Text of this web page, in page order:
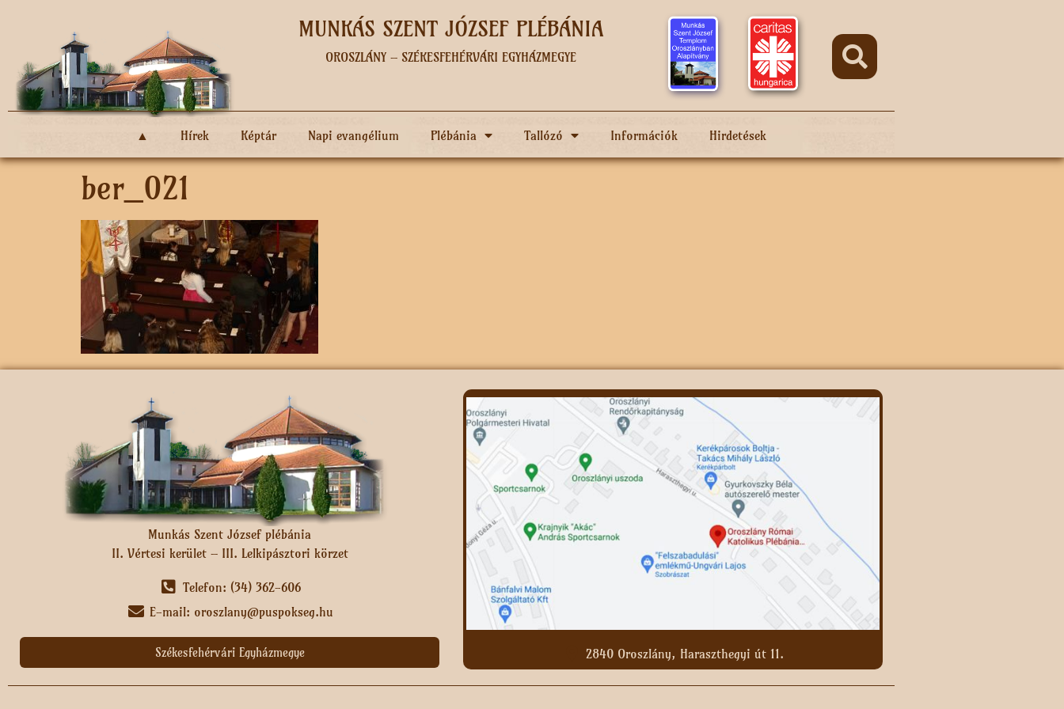
MUNKÁS SZENT JÓZSEF PLÉBÁNIA
OROSZLÁNY – SZÉKESFEHÉRVÁRI EGYHÁZMEGYE
▲ Hírek Képtár Napi evangélium Plébánia Tallózó Információk Hirdetések
ber_021
Munkás Szent József plébánia
II. Vértesi kerület – III. Lelkipásztori körzet
Telefon: (34) 362-606
E-mail: oroszlany@puspokseg.hu
Székesfehérvári Egyházmegye 2840 Oroszlány, Haraszthegyi út 11.